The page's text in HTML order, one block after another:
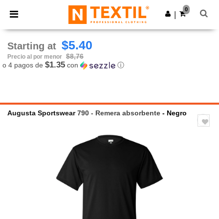
× App de Ntextil
¡Mejores precios en app!
Descargar app
0
Starting at $5.40
Precio al por menor $8,76
o 4 pagos de $1.35 con ⓘ
Augusta Sportswear790 - Remera absorbente - Negro